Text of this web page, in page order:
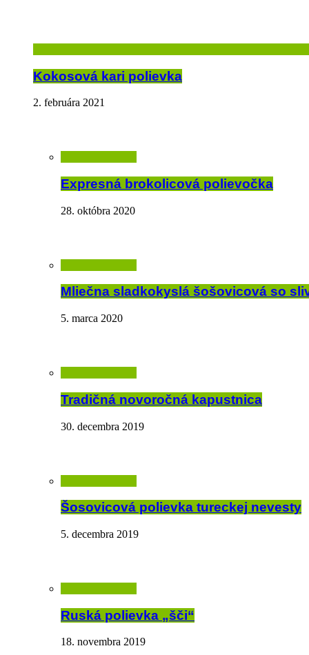
Kokosová kari polievka
2. februára 2021
Expresná brokolicová polievočka
28. októbra 2020
Mliečna sladkokyslá šošovicová so
5. marca 2020
Tradičná novoročná kapustnica
30. decembra 2019
Šosovicová polievka tureckej nevesty
5. decembra 2019
Ruská polievka „šči“
18. novembra 2019